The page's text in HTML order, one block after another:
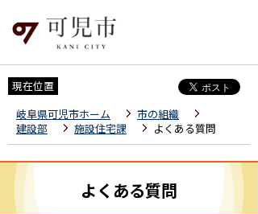
現在位置
岐阜県可児市ホーム
市の組織
建設部
施設住宅課 よくある質問
よくある質問